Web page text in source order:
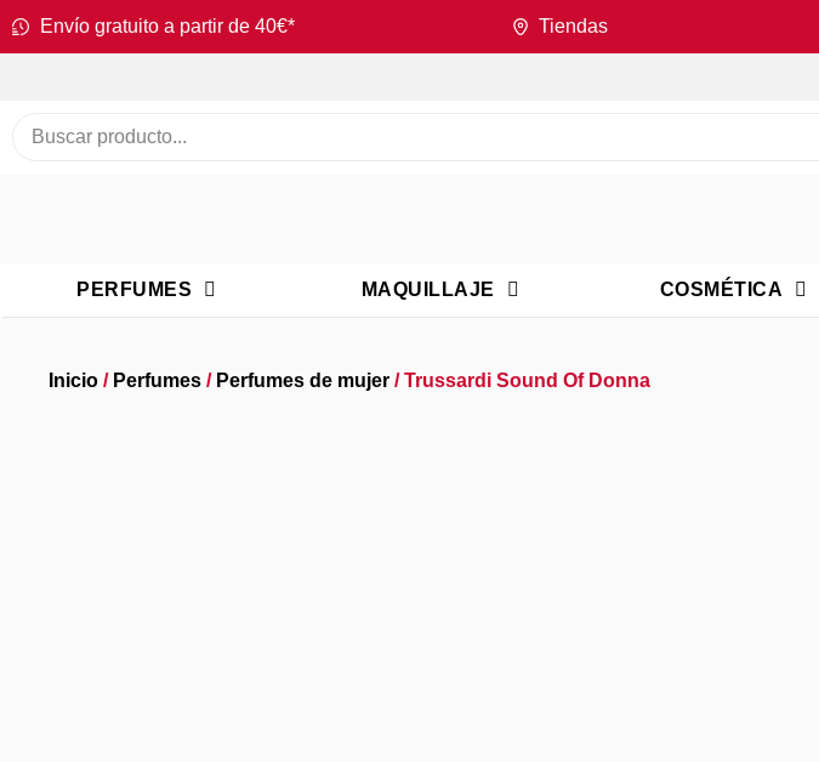
Envío gratuito a partir de 40€* Tiendas
PERFUMES MAQUILLAJE COSMÉTICA
Inicio / Perfumes / Perfumes de mujer / Trussardi Sound Of Donna